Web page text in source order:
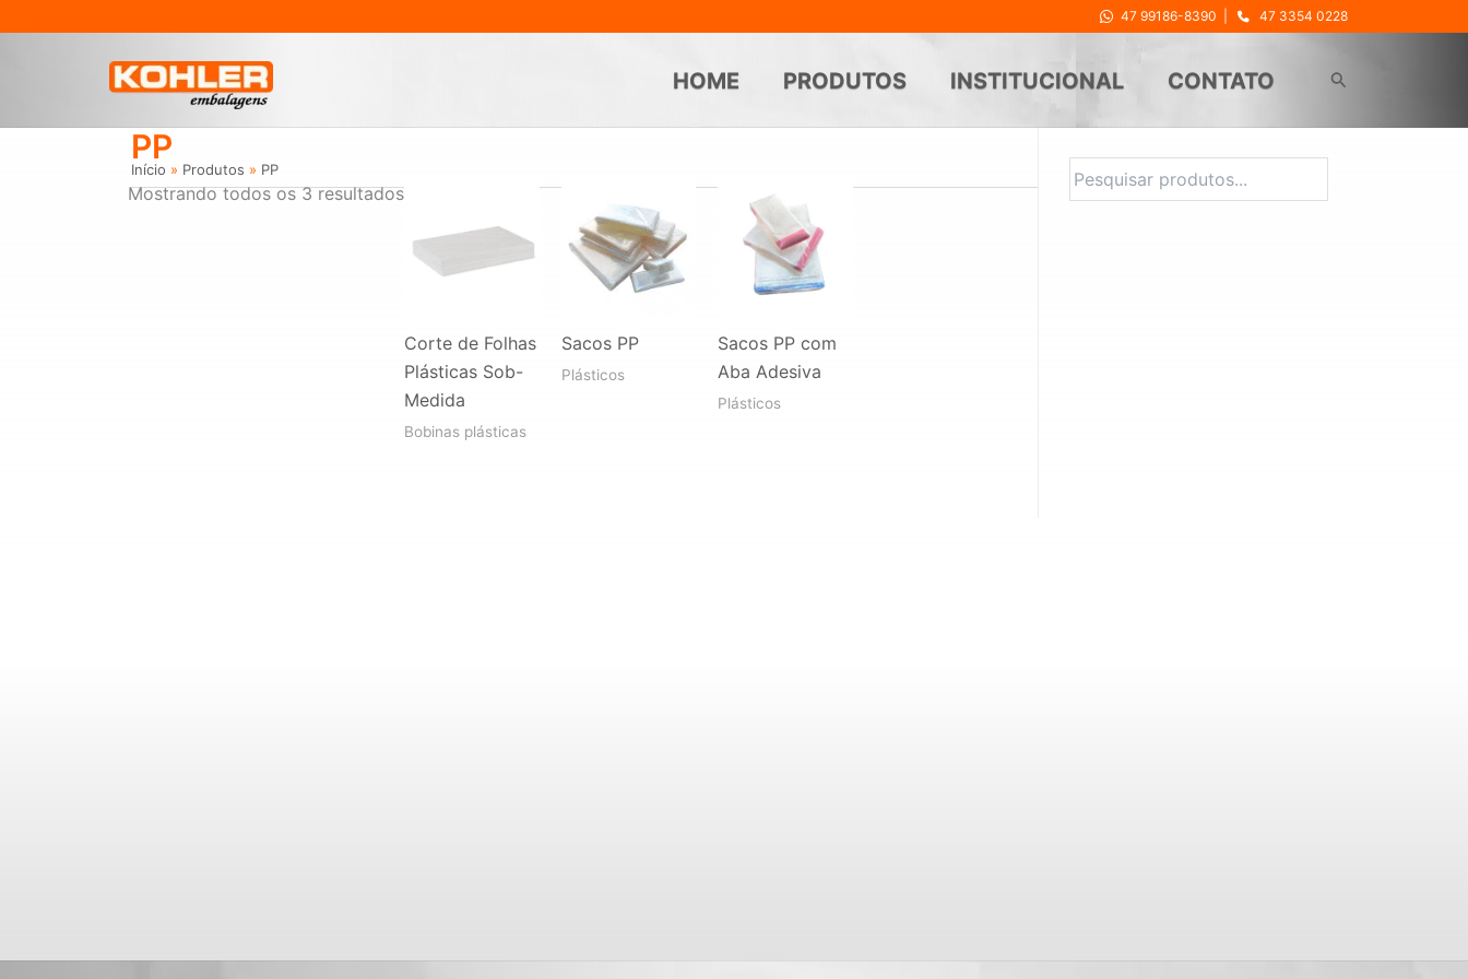
47 99186-8390 47 3354 0228
HOME PRODUTOS INSTITUCIONAL CONTATO Pesquisar
PP
Início Produtos PP
Mostrando todos os 3 resultados
Corte de Folhas
Plásticas Sob-
Medida
Bobinas plásticas
Sacos PP
Plásticos
Sacos PP com
Aba Adesiva
Plásticos